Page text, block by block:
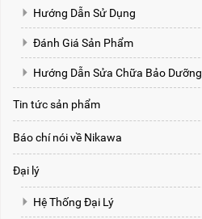
Hướng Dẫn Sử Dụng
Đánh Giá Sản Phẩm
Hướng Dẫn Sửa Chữa Bảo Dưỡng
Tin tức sản phẩm
Báo chí nói về Nikawa
Đại lý
Hệ Thống Đại Lý